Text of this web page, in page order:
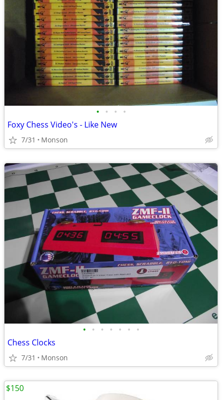
• • • •
Foxy Chess Video's - Like New
7/31 Monson
• • • • • • •
Chess Clocks
7/31 Monson
$150